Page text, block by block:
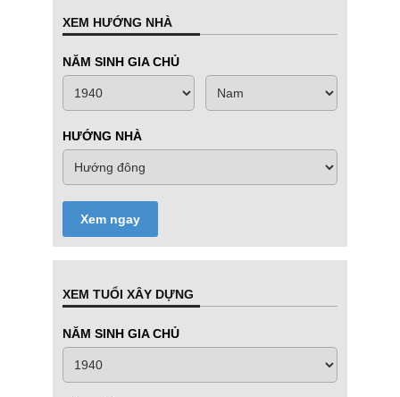
XEM HƯỚNG NHÀ
NĂM SINH GIA CHỦ
HƯỚNG NHÀ
Xem ngay
XEM TUỔI XÂY DỰNG
NĂM SINH GIA CHỦ